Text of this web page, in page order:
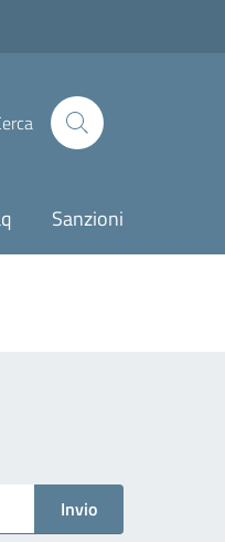
Sanzioni
Invio